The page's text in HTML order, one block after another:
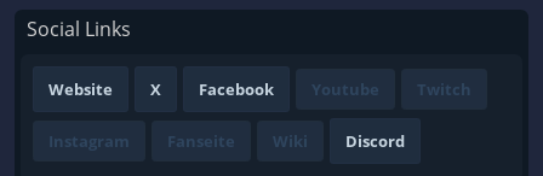
Social Links
Website X Facebook Youtube Twitch
Instagram Fanseite Wiki Discord